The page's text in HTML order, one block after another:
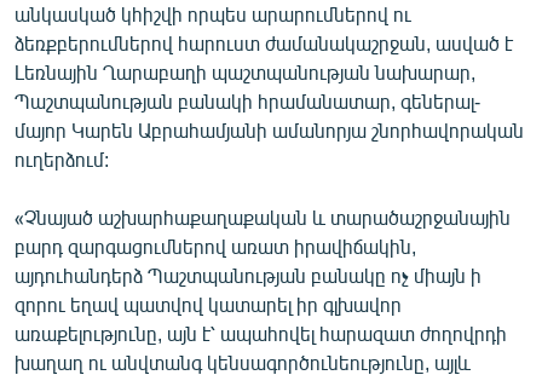
ԲԱՆԱՎԵՃ
ՁԳՏԵԼՈՎ ԼԱՎԱԳՈՒՅՆԻՆ
ՓՈԴՔԱՍԹ
Հայերեն
English
Русский
ՀԵՏԵՎԵՔ ՄԵԶ
անկասկած կհիշվի որպես արարումներով ու
ձեռքբերումներով հարուստ ժամանակաշրջան, ասված է
Լեռնային Ղարաբաղի պաշտպանության նախարար,
Պաշտպանության բանակի հրամանատար, գեներալ-
մայոր Կարեն Աբրահամյանի ամանորյա շնորհավորական
ուղերձում:
«Չնայած աշխարհաքաղաքական և տարածաշրջանային
բարդ զարգացումներով առատ իրավիճակին,
այդուհանդերձ Պաշտպանության բանակը ոչ միայն ի
զորու եղավ պատվով կատարել իր գլխավոր
առաքելությունը, այն է՝ ապահովել հարազատ ժողովրդի
խաղաղ ու անվտանգ կենսագործունեությունը, այլև